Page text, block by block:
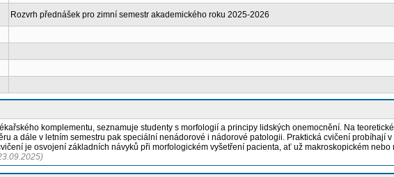
Rozvrh přednášek pro zimní semestr akademického roku 2025-2026
komplementu, seznamuje studenty s morfologií a principy lidských onemocnění. Na
a dále v letním semestru pak speciální nenádorové i nádorové patologii. Praktická cvičení probíhají
je osvojení základních návyků při morfologickém vyšetření pacienta, ať už makroskopickém